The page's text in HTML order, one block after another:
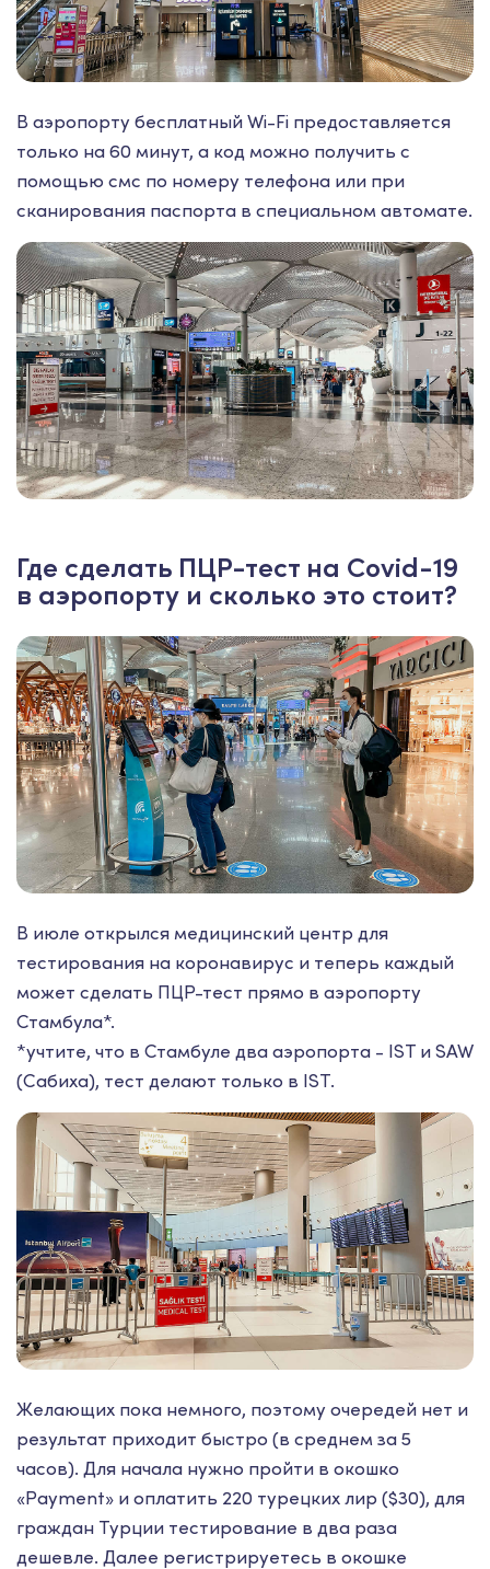
В аэропорту бесплатный Wi-Fi предоставляется
только на 60 минут, а код можно получить с
помощью смс по номеру телефона или при
сканирования паспорта в специальном автомате.
Где сделать ПЦР-тест на Covid-19
в аэропорту и сколько это стоит?
В июле открылся медицинский центр для
тестирования на коронавирус и теперь каждый
может сделать ПЦР-тест прямо в аэропорту
Стамбула*.
*учтите, что в Стамбуле два аэропорта - IST и SAW
(Сабиха), тест делают только в IST.
Желающих пока немного, поэтому очередей нет и
результат приходит быстро (в среднем за 5
часов). Для начала нужно пройти в окошко
«Payment» и оплатить 220 турецких лир ($30), для
граждан Турции тестирование в два раза
дешевле. Далее регистрируетесь в окошке